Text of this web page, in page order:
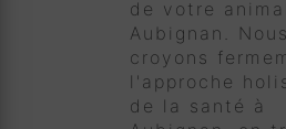
de votre
Aubignan. Nous
croyons
l'approche
de la santé à